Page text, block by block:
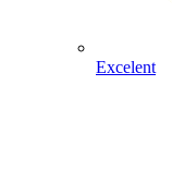
Excelent